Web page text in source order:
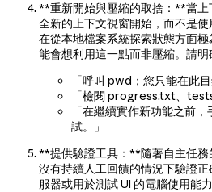
**重新開始與壓縮的取捨：**當上
全新的上下文視窗開始，而不是
在從本地檔案系統探索狀態方面
能會想利用這一點而非壓縮。請明
「呼叫 pwd；您只能在此
「檢閱 progress.txt、
「在繼續實作新功能之前
試。」
**提供驗證工具：**隨著自主任
沒有持續人工回饋的情況下驗證
服器或用於測試 UI 的電腦使用能